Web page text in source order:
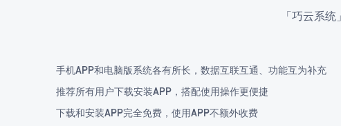
「巧云系
手机APP和电脑版系统各有所长，数据互联互通、功能互为补充
推荐所有用户下载安装APP，搭配使用操作更便捷
下载和安装APP完全免费，使用APP不额外收费